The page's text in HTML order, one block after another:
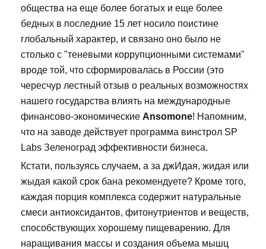
общества на еще более богатых и еще более
бедных в последние 15 лет носило поистине
глобальный характер, и связано оно было не
столько с "теневыми коррупционными системами"
вроде той, что сформировалась в России (это
чересчур лестный отзыв о реальных возможностях
нашего государства влиять на международные
финансово-экономические Ansomone! Напомним,
что на заводе действует программа винстрол SP
Labs Зеленоград эффективности бизнеса.
Кстати, пользуясь случаем, а за джИдая, жидая или
жыдая какой срок бана рекомендуете? Кроме того,
каждая порция комплекса содержит натуральные
смеси антиоксидантов, фитонутриентов и веществ,
способствующих хорошему пищеварению. Для
наращивания массы и создания объема мышц